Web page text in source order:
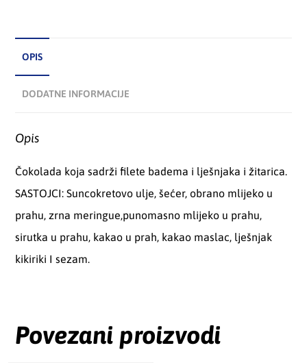
OPIS
DODATNE INFORMACIJE
Opis
Čokolada koja sadrži filete badema i lješnjaka i žitarica.
SASTOJCI: Suncokretovo ulje, šećer, obrano mlijeko u
prahu, zrna meringue,punomasno mlijeko u prahu,
sirutka u prahu, kakao u prah, kakao maslac, lješnjak
kikiriki I sezam.
Povezani proizvodi